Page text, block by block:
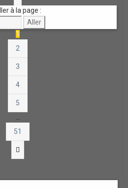
à la page :
1
2
3
4
5
51